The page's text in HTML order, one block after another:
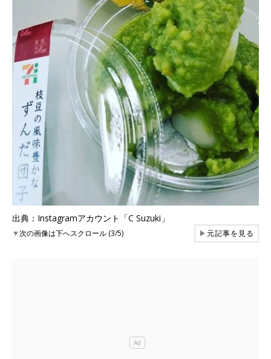
出典：Instagramアカウント「C Suzuki」
▼次の画像は下へスクロール (3/5) ▶元記事を見る